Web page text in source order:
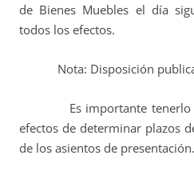
de Bienes Muebles el día
todos los efectos.
Nota: Disposición
Es importante tenerlo en
efectos de determinar plazos
de los asientos de presentación.